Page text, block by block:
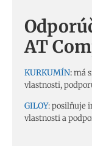
AT
KURKUMÍN:má
vlastnosti,
GILOY: posilňuje
vlastnosti a